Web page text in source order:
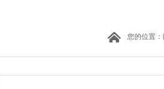
您的位置：